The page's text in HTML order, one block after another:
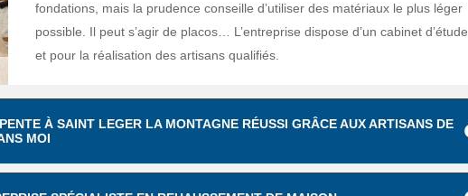
fondations, mais la prudence conseille d’utiliser des matériaux le plus léger
possible. Il peut s’agir de placos… L’entreprise dispose d’un cabinet d’étude
et pour la réalisation des artisans qualifiés.
À SAINT LEGER LA MONTAGNE RÉUSSI GRÂCE AUX ARTISANS DE
MOI